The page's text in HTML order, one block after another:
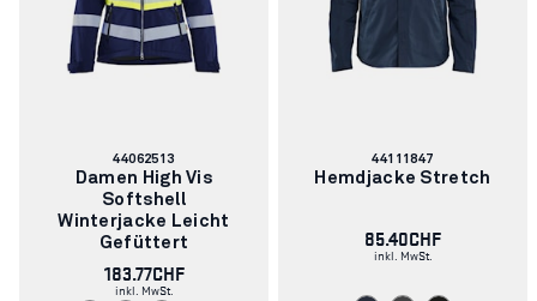
Artikelnummer:
44062513
Damen High Vis
Softshell
Winterjacke Leicht
Gefüttert
183.77CHF
inkl. MwSt.
Artikelnummer:
44111847
Hemdjacke Stretch
85.40CHF
inkl. MwSt.